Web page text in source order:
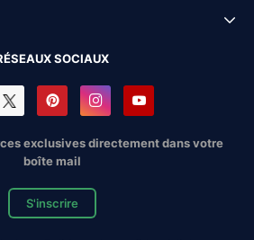
SOCIAUX
exclusives directement dans votre
boîte mail
S'inscrire